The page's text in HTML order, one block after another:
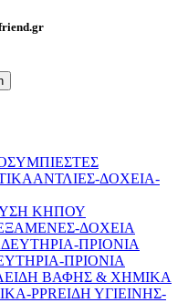
ΑΝΤΛΙΕΣ-ΔΟΧΕΙΑ-
ΚΗΠΟΥ
ΔΟΧΕΙΑ
ΠΡΙΟΝΙΑ
ΕΙΔΗ ΒΑΦΗΣ & ΧΗΜΙΚΑ
ΕΙΔΗ ΥΓΙΕΙΝΗΣ-